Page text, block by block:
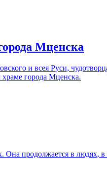
Мценска
и всея Руси,
города Мценска.
продолжается в людях,